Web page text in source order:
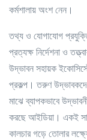
কর্মশালায় অংশ নেন।
তথ্য ও যোগাযোগ
প্রত্যক্ষ নির্দেশনা ও
উদ্ভাবন সহায়ক
প্রকল্প। তরুণ উদ্ভাবকদের
মাঝে ব্যাপকভাবে
করছে আইডিয়া। একই
কালচার গড়ে তোলার